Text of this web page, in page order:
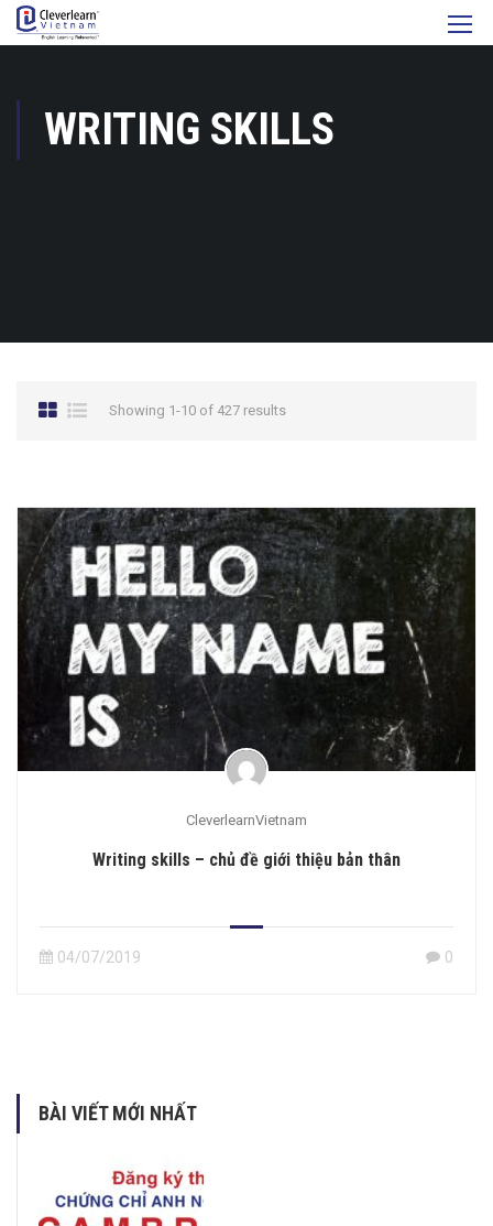
WRITING SKILLS
Showing 1-10 of 427 results
CleverlearnVietnam
Writing skills – chủ đề giới thiệu bản thân
04/07/2019 0
BÀI VIẾT MỚI NHẤT